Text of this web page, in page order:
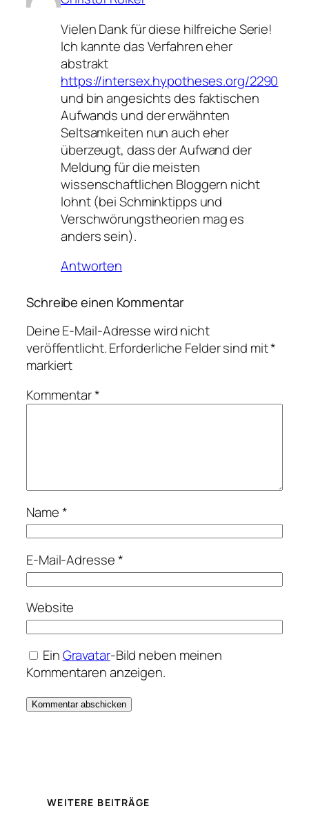
Vielen Dank für diese hilfreiche Serie!
Ich kannte das Verfahren eher
abstrakt
https://intersex.hypotheses.org/2290
und bin angesichts des faktischen
Aufwands und der erwähnten
Seltsamkeiten nun auch eher
überzeugt, dass der Aufwand der
Meldung für die meisten
wissenschaftlichen Bloggern nicht
lohnt (bei Schminktipps und
Verschwörungstheorien mag es
anders sein).
Antworten
Schreibe einen Kommentar
Deine E-Mail-Adresse wird nicht
veröffentlicht.Erforderliche Felder sind mit*
markiert
Kommentar*
Name*
E-Mail-Adresse*
Website
EinGravatar-Bild neben meinen
Kommentaren anzeigen.
WEITERE BEITRÄGE